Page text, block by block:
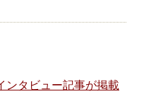
ンタビュー記事が掲載